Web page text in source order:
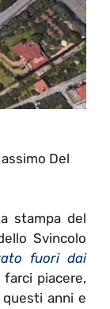
Del
stampa del
Svincolo
fuori dai
piacere,
anni e